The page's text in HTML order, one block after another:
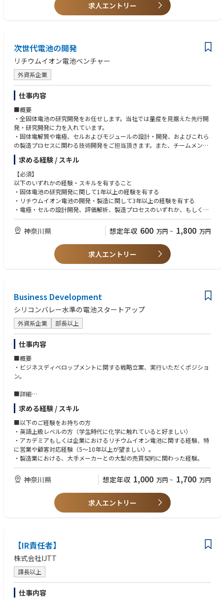
求人エントリー
次世代電池の開発
リチウムイオン電池ベンチャー
外資系企業
仕事内容
■概要
・全固体電池の研究開発をお任せします。当社では量産を見据えた先行開
発・研究開発に力を入れています。
・固体電解質や電極、セルおよびモジュールの設計・開発、およびこれら
の製造プロセスに関わる技術開発をご担当頂きます。また、チームメンバ
ーと協力して製品化・量産化に取り組んで頂きます。
■具体的な業務
1. 固体電池の開発に関わる業務全般
(1) 固体電解質、電極、セルおよびモジュールの設計・開発、
製造プロセスの設計・開発、評価解析などの業務の推進
(2) 設備など研究開発インフラの構築に関わる業務の推進
品質・歩留まり向上に関わる業務の推進
3. 上記に必要な社外連携先との協業、および中国本社との連携に関わる
4. 中国への出張対応および開発・立ち上げ支援に関わる業務の推進
求める経験 / スキル
【必須】
以下のいずれかの経験・スキルを有すること
・固体電池の研究開発に関して1年以上の経験を有する
・リチウムイオン電池の開発・製造に関して3年以上の経験を有する
・電極・セルの設計開発、評価解析、製造プロセスのいずれか、もしくは
固体電解質に関する実践的かつ高度な専門性を有する
【歓迎】
・リチウム金属電池の開発経験
・リチウムイオン電池の先行開発から量産までの一連の経験を有する
・電極・セル作製に関する全工程もしくは個別工程に精通・習熟している
神奈川県 想定年収 600 万円 ~ 1,800 万円
求人エントリー
Business Development
シリコンバレー水準の電池スタートアップ
外資系企業 部長以上
仕事内容
■概要
・ビジネスディベロップメントに関する戦略立案、実行いただくポジショ
ン。
■詳細
・EV顧客向け戦略立案、プロジェクト管理、契約・価格・SCM・ビジネス
交渉
・顧客（自動車、モビリティ、ドローン、パワーツール、デバイスメーカ
ー等）とのコミュニケーションを進め、顧客への提案、顧客とのプロジェ
クトを管理する。
・顧客へのプレゼンテーションや、国内外の顧客との交渉、契約書（英
文・日本語）のレビュー（弁護士サポート有）など必要な活動を行う。
し、ファシリテートするとともに、技術メンバーの開発活動を支援する。
・顧客フィードバックや技術視点も含む市場レポート等の情報を分析・考
察して、戦略立案や顧客への価値ある提案に貢献する。
・有用な業界トレンド情報をチームに共有する
・資金調達活動の支援を行う
・コストや性能など高く評価されており、現在非常に多くの引き合いがあ
る状況。それぞれの取捨選択や土台に乗せていく必要がある。
求める経験 / スキル
■以下のご経験をお持ちの方
・英語上級レベルの方（学生時代に化学に触れていると好ましい）
・アカデミアもしくは企業におけるリチウムイオン電池に関する経験、特
に営業や顧客対応経験（5～10年以上が望ましい）。
・製造業における、大手メーカーとの大型の売買契約に関わった経験。
神奈川県 想定年収 1,000 万円 ~ 1,700 万円
求人エントリー
【IR責任者】
株式会社IJTT
課長以上
仕事内容